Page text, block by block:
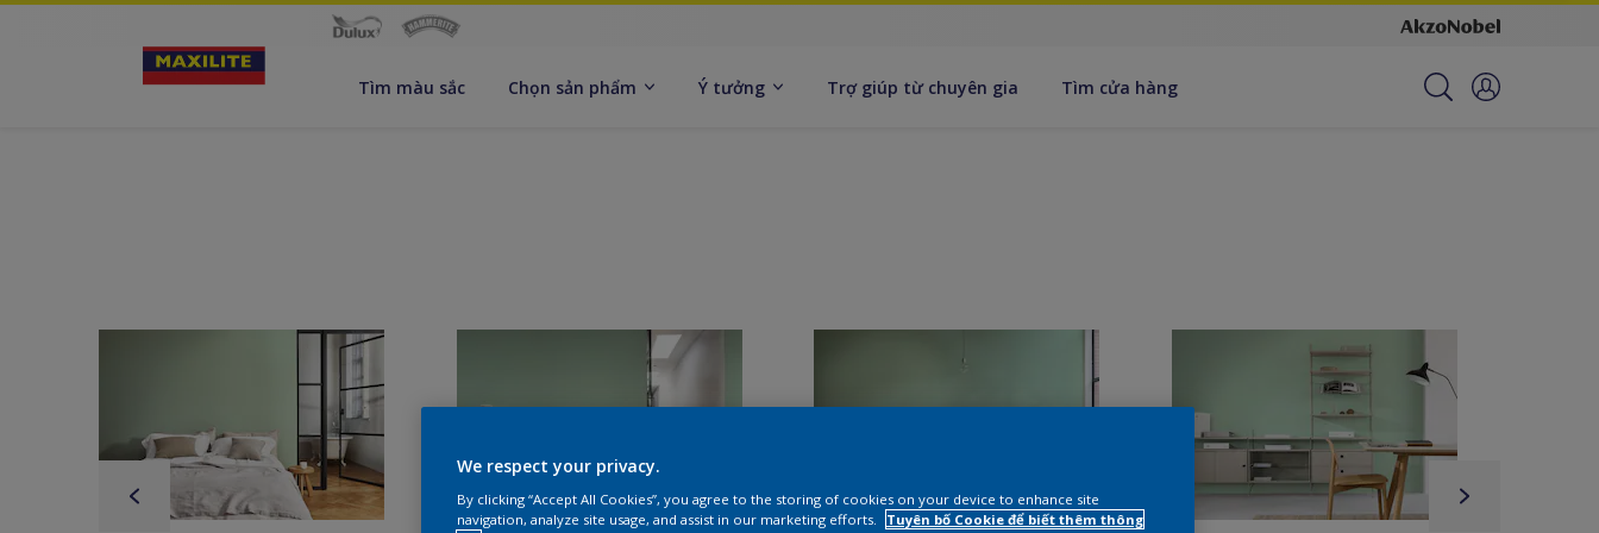
Tìm màu sắc Chọn sản phẩm Ý tưởng Trợ giúp từ chuyên gia Tìm cửa hàng
We respect your privacy.
By clicking “Accept All Cookies”, you agree to the storing of cookies on your device to enhance site
navigation, analyze site usage, and assist in our marketing efforts.
Tuyên bố Cookie để biết thêm thông